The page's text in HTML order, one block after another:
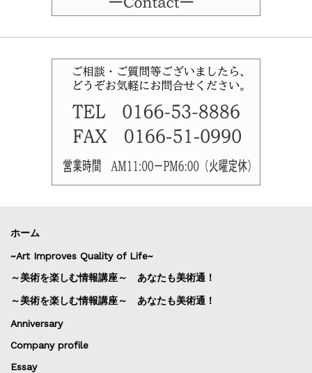
ホーム
~Art Improves Quality of Life~
～美術を楽しむ情報講座～ あなたも美術通！
～美術を楽しむ情報講座～ あなたも美術通！
Anniversary
Company profile
Essay